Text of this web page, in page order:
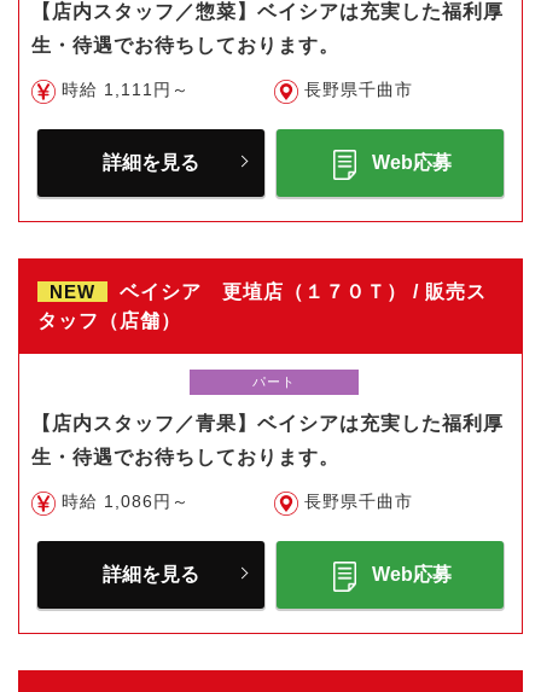
【店内スタッフ／惣菜】ベイシアは充実した福利厚
生・待遇でお待ちしております。
時給 1,111円～ 長野県千曲市
詳細を見る Web応募
NEW
ベイシア 更埴店（１７０Ｔ） / 販売ス
タッフ（店舗）
パート
【店内スタッフ／青果】ベイシアは充実した福利厚
生・待遇でお待ちしております。
時給 1,086円～ 長野県千曲市
詳細を見る Web応募